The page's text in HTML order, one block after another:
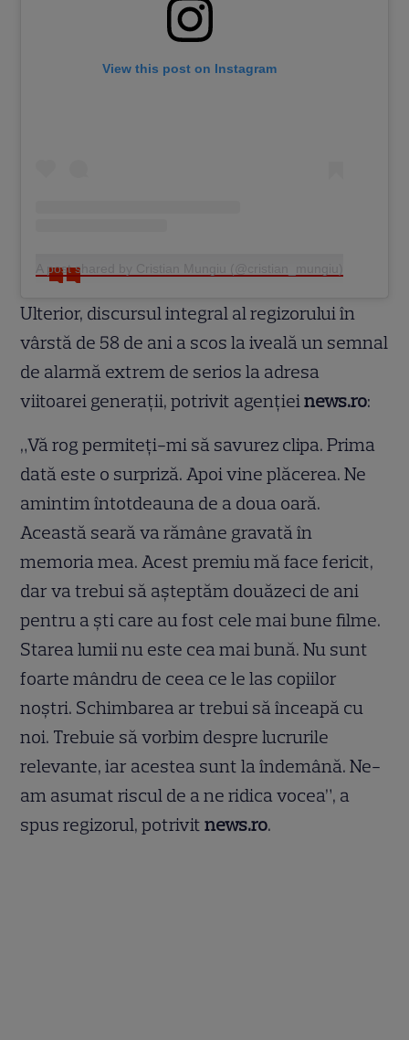
View this post on Instagram
A post shared by Cristian Mungiu (@cristian_mungiu)
Ulterior, discursul integral al regizorului în
vârstă de 58 de ani a scos la iveală un semnal
de alarmă extrem de serios la adresa
viitoarei generații, potrivit agențieinews.ro:
„Vă rog permiteți-mi să savurez clipa. Prima
dată este o surpriză. Apoi vine plăcerea. Ne
amintim întotdeauna de a doua oară.
Această seară va rămâne gravată în
memoria mea. Acest premiu mă face fericit,
dar va trebui să aşteptăm douăzeci de ani
pentru a şti care au fost cele mai bune filme.
Starea lumii nu este cea mai bună. Nu sunt
foarte mândru de ceea ce le las copiilor
noştri. Schimbarea ar trebui să înceapă cu
noi. Trebuie să vorbim despre lucrurile
relevante, iar acestea sunt la îndemână. Ne-
am asumat riscul de a ne ridica vocea”, a
spus regizorul, potrivitnews.ro.